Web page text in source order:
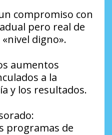
compromiso con
pero real de
digno».
aumentos
a la
y los resultados.
programas de